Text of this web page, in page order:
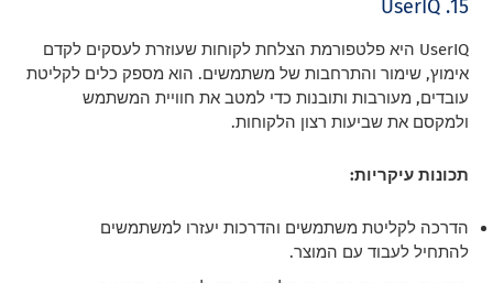
15. UserIQ
UserIQ היא פלטפורמת הצלחת לקוחות שעוזרת לעסקים לקדם
אימוץ, שימור והתרחבות של משתמשים. הוא מספק כלים לקליטת
עובדים, מעורבות ותובנות כדי למטב את חוויית המשתמש
ולמקסם את שביעות רצון הלקוחות.
תכונות עיקריות:
הדרכה לקליטת משתמשים והדרכות יעזרו למשתמשים
להתחיל לעבוד עם המוצר.